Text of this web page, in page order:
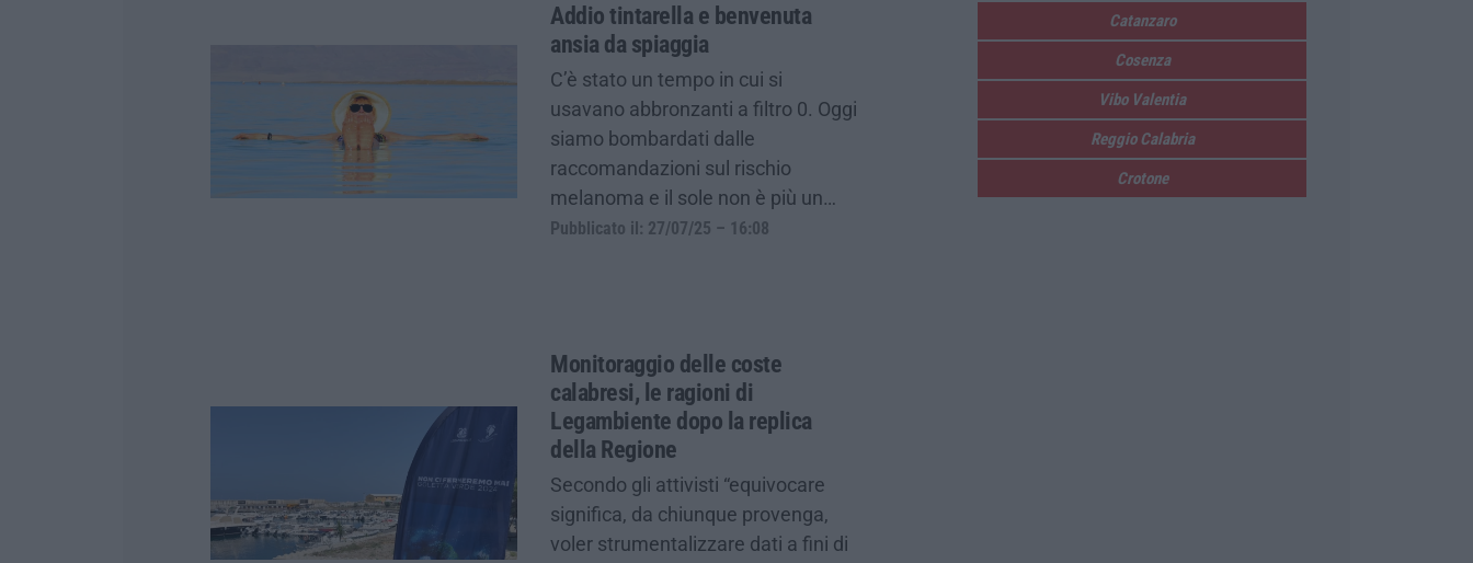
Addio tintarella e benvenuta
ansia da spiaggia
C’è stato un tempo in cui si
usavano abbronzanti a filtro 0. Oggi
siamo bombardati dalle
raccomandazioni sul rischio
melanoma e il sole non è più un…
Pubblicato il: 27/07/25 – 16:08
Monitoraggio delle coste
calabresi, le ragioni di
Legambiente dopo la replica
della Regione
Secondo gli attivisti “equivocare
significa, da chiunque provenga,
voler strumentalizzare dati a fini di
Catanzaro
Cosenza
Vibo Valentia
Reggio Calabria
Crotone